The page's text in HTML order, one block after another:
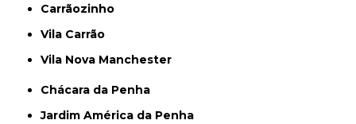
Carrãozinho
Vila Carrão
Vila Nova Manchester
Chácara da Penha
Jardim América da Penha